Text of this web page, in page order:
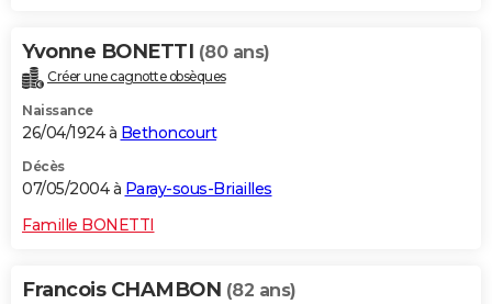
Yvonne BONETTI (80 ans)
Créer une cagnotte obsèques
Naissance
26/04/1924 à Bethoncourt
Décès
07/05/2004 à Paray-sous-Briailles
Famille BONETTI
Francois CHAMBON (82 ans)